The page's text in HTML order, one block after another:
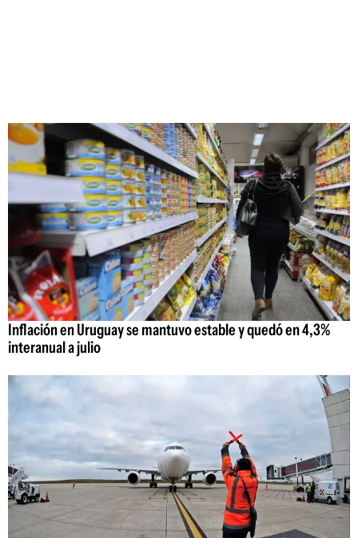
Inflación en Uruguay se mantuvo estable y quedó en 4,3%
interanual a julio